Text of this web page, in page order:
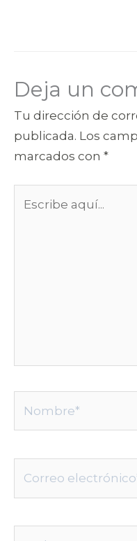
Deja un
Tu dirección de
publicada. Los
marcados con *